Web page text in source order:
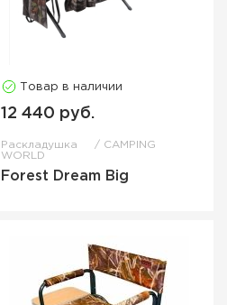
Товар в наличии
12 440 руб.
Раскладушка
CAMPING
WORLD
Forest Dream Big